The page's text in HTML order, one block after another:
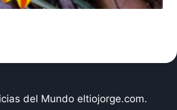
del Mundo eltiojorge.com.